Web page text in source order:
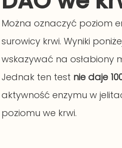
Można oznaczyć poziom
surowicy krwi. Wyniki
wskazywać na osłabiony
Jednak ten test nie daje
aktywność enzymu w
poziomu we krwi.